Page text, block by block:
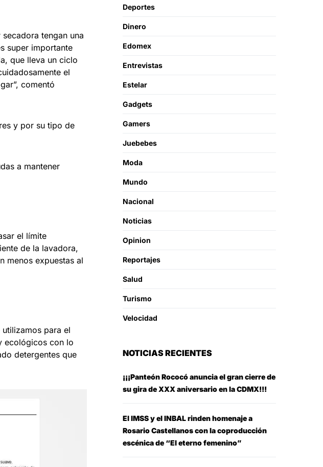
tengan una
super importante
que lleva un ciclo
el
comentó
y por su tipo de
a mantener
el límite
de la lavadora,
menos expuestas al
para el
ecológicos con lo
detergentes que
Deportes
Dinero
Edomex
Entrevistas
Estelar
Gadgets
Gamers
Juebebes
Moda
Mundo
Nacional
Noticias
Opinion
Reportajes
Salud
Turismo
Velocidad
NOTICIAS RECIENTES
¡¡¡Panteón Rococó anuncia el gran cierre de
su gira de XXX aniversario en la CDMX!!!
El IMSS y el INBAL rinden homenaje a
Rosario Castellanos con la coproducción
escénica de “El eterno femenino”